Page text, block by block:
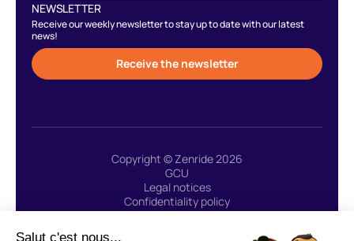
NEWSLETTER
Receive our weekly newsletter to stay up to date with our latest
news!
Receive the newsletter
Copyright © Zenride 2026
GCU
Legal notices
Confidentiality policy
Site created with 🩷 by Greenstory
Salut c'est nous...